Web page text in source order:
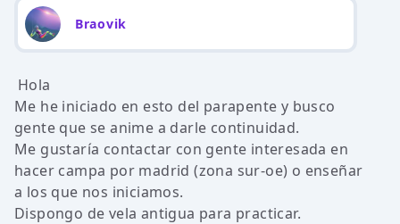
Braovik
Hola
Me he iniciado en esto del parapente y busco
gente que se anime a darle continuidad.
Me gustaría contactar con gente interesada en
hacer campa por madrid (zona sur-oe) o enseñar
a los que nos iniciamos.
Dispongo de vela antigua para practicar.